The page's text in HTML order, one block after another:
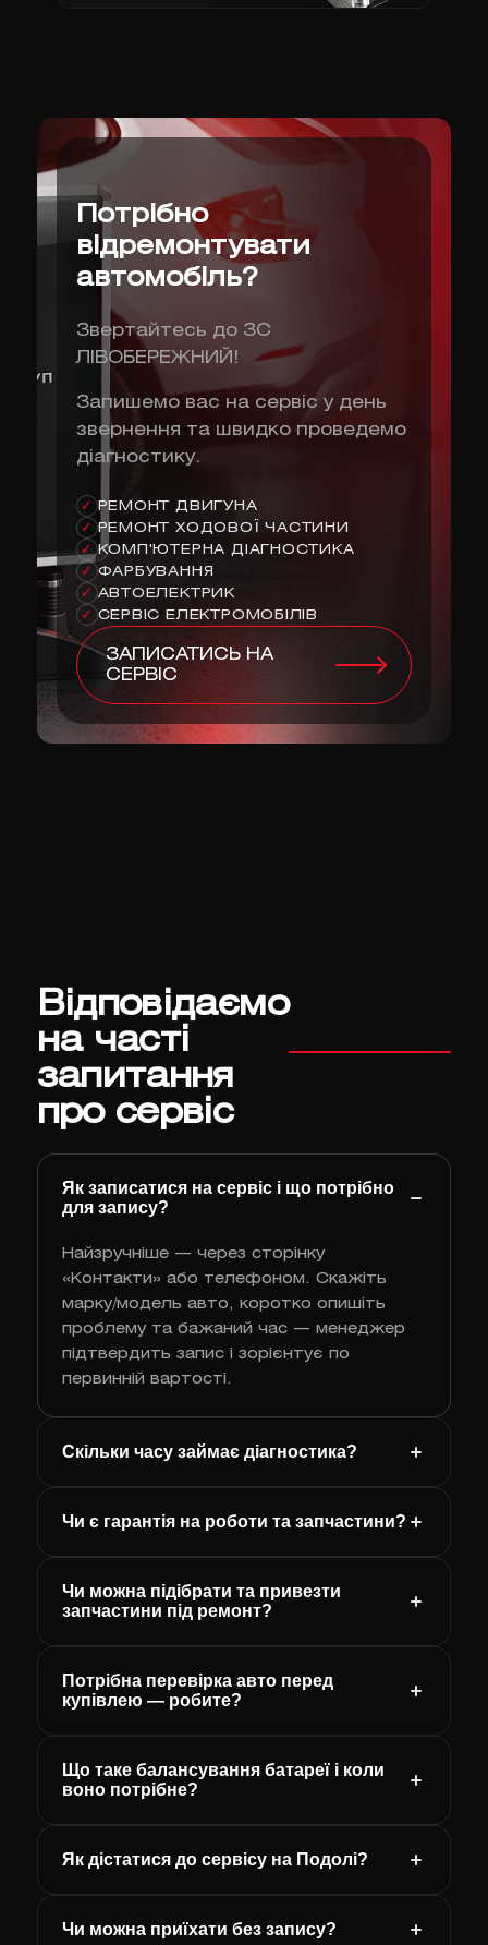
Потрібно
відремонтувати
автомобіль?
Звертайтесь до ЗС
ЛІВОБЕРЕЖНИЙ!
Запишемо вас на сервіс у день
звернення та швидко проведемо
діагностику.
✓ РЕМОНТ ДВИГУНА
✓ РЕМОНТ ХОДОВОЇ ЧАСТИНИ
✓ КОМП'ЮТЕРНА ДІАГНОСТИКА
✓ ФАРБУВАННЯ
✓ АВТОЕЛЕКТРИК
✓ СЕРВІС ЕЛЕКТРОМОБІЛІВ
ЗАПИСАТИСЬ НА
СЕРВІС
Відповідаємо
на часті
запитання
про сервіс
Як записатися на сервіс і що потрібно
для запису?
Найзручніше — через сторінку
«Контакти» або телефоном. Скажіть
марку/модель авто, коротко опишіть
проблему та бажаний час — менеджер
підтвердить запис і зорієнтує по
первинній вартості.
Скільки часу займає діагностика?
Чи є гарантія на роботи та запчастини?
Чи можна підібрати та привезти
запчастини під ремонт?
Потрібна перевірка авто перед
купівлею — робите?
Що таке балансування батареї і коли
воно потрібне?
Як дістатися до сервісу на Подолі?
Чи можна приїхати без запису?